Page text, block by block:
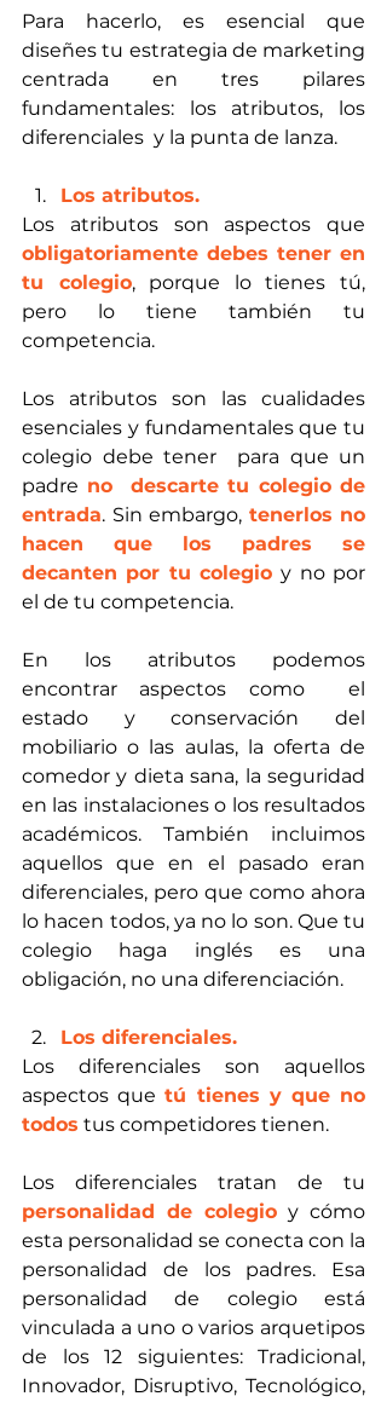
Para hacerlo, es esencial que
diseñes tu estrategia de marketing
centrada en tres pilares
fundamentales: los atributos, los
diferenciales  y la punta de lanza.
Los atributos.
obligatoriamente debes tener en
tu colegio, porque lo tienes tú,
pero lo tiene también tu
competencia.
Los atributos son las cualidades
esenciales y fundamentales que tu
colegio debe tener  para que un
padre no  descarte tu colegio de
entrada. Sin embargo, tenerlos no
hacen que los padres se
decanten por tu colegio y no por
el de tu competencia.
En los atributos podemos
encontrar aspectos como  el
estado y conservación del
mobiliario o las aulas, la oferta de
comedor y dieta sana, la seguridad
en las instalaciones o los resultados
académicos. También incluimos
aquellos que en el pasado eran
diferenciales, pero que como ahora
lo hacen todos, ya no lo son. Que tu
colegio haga inglés es una
obligación, no una diferenciación.
Los diferenciales.
Los diferenciales son aquellos
aspectos que tú tienes y que no
todos tus competidores tienen.
personalidad de colegio y cómo
esta personalidad se conecta con la
personalidad de los padres. Esa
personalidad de colegio está
vinculada a uno o varios arquetipos
de los 12 siguientes: Tradicional,
Innovador, Disruptivo, Tecnológico,